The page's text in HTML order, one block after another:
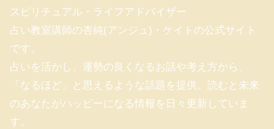
スピリチュアル・ライフアドバイザー
占い教室講師の杏純(アンジュ)・ケイトの公式サイト
です。
占いを活かし、運勢の良くなるお話や考え方から、
「なるほど」と思えるような話題を提供。読むと未来
のあなたがハッピーになる情報を日々更新していま
す。